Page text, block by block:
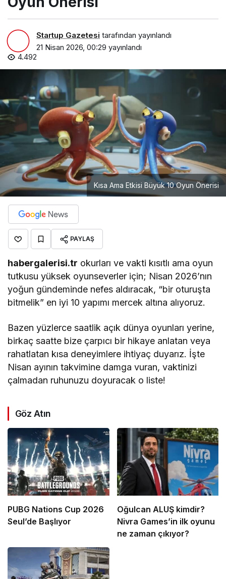
Startup Gazetesi tarafından yayınlandı
21 Nisan 2026, 00:29 yayınlandı
4.492
Kısa Ama Etkisi Büyük 10 Oyun Önerisi
PAYLAŞ
habergalerisi.tr okurları ve vakti kısıtlı ama oyun
tutkusu yüksek oyunseverler için; Nisan 2026’nın
yoğun gündeminde nefes aldıracak, “bir oturuşta
bitmelik” en iyi 10 yapımı mercek altına alıyoruz.
Bazen yüzlerce saatlik açık dünya oyunları yerine,
birkaç saatte bize çarpıcı bir hikaye anlatan veya
rahatlatan kısa deneyimlere ihtiyaç duyarız. İşte
Nisan ayının takvimine damga vuran, vaktinizi
çalmadan ruhunuzu doyuracak o liste!
Göz Atın
PUBG Nations Cup 2026
Seul’de Başlıyor
Oğulcan ALUŞ kimdir?
Nivra Games’in ilk oyunu
ne zaman çıkıyor?